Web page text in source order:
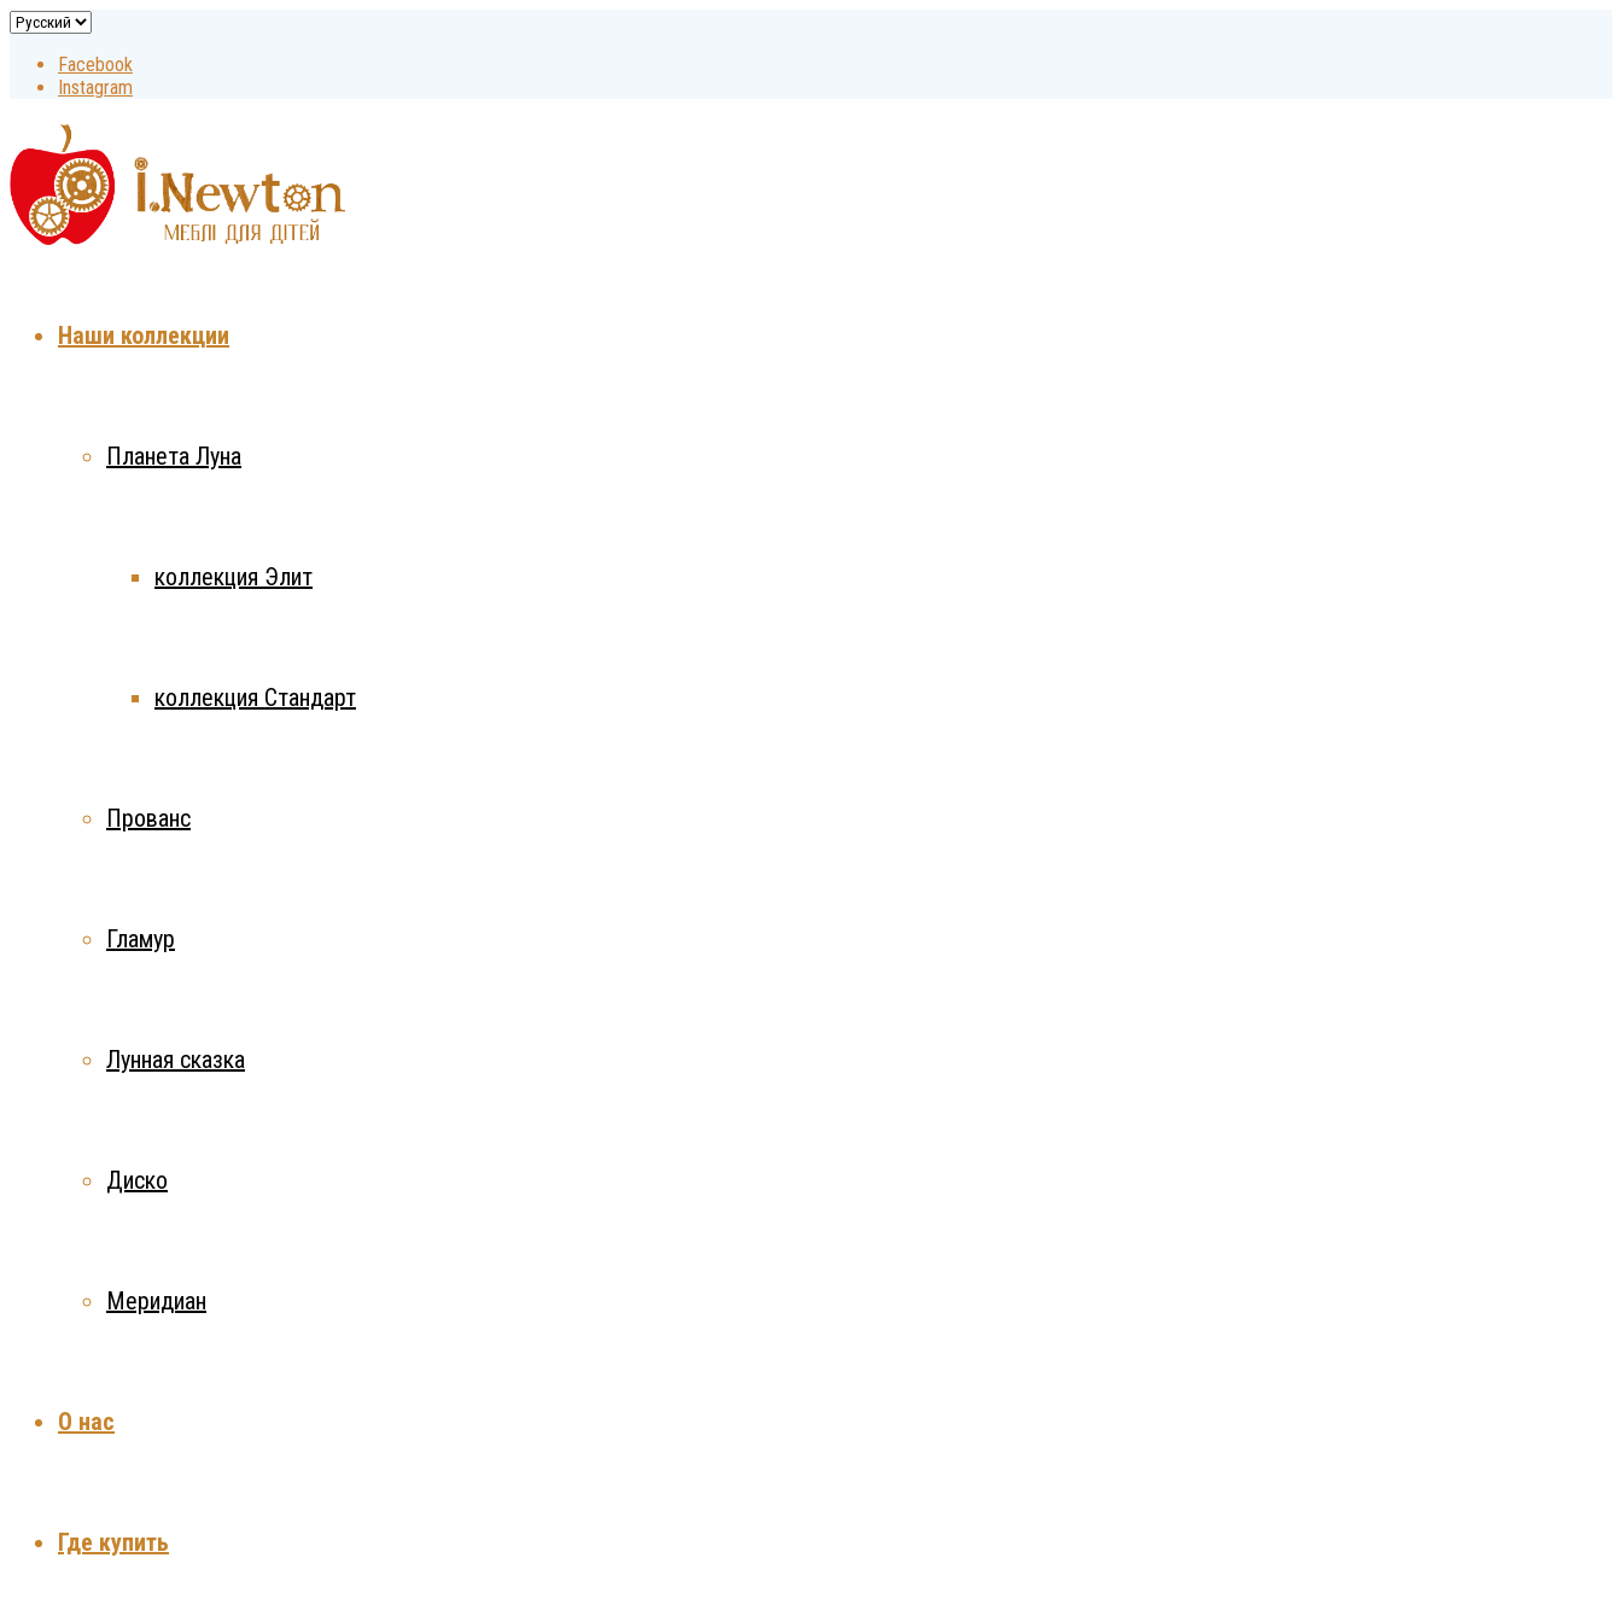
Facebook
Instagram
Наши коллекции
Планета Луна
коллекция Элит
коллекция Стандарт
Прованс
Гламур
Лунная сказка
Диско
Меридиан
О нас
Где купить